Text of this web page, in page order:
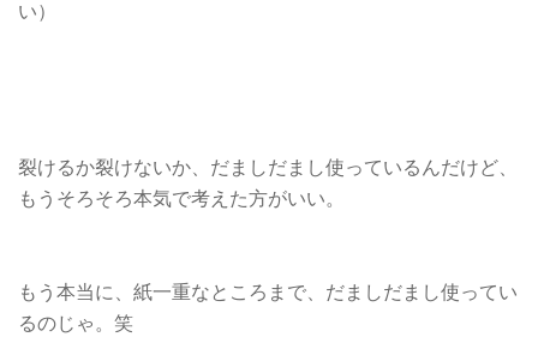
い）
裂けるか裂けないか、だましだまし使っているんだけど、
もうそろそろ本気で考えた方がいい。
もう本当に、紙一重なところまで、だましだまし使ってい
るのじゃ。笑